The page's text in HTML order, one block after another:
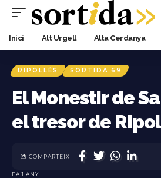
Inici Alt Urgell Alta Cerdanya
RIPOLLÈS SORTIDA 69
El Monestir de
el tresor de
FA 1 ANY
COMPARTEIX